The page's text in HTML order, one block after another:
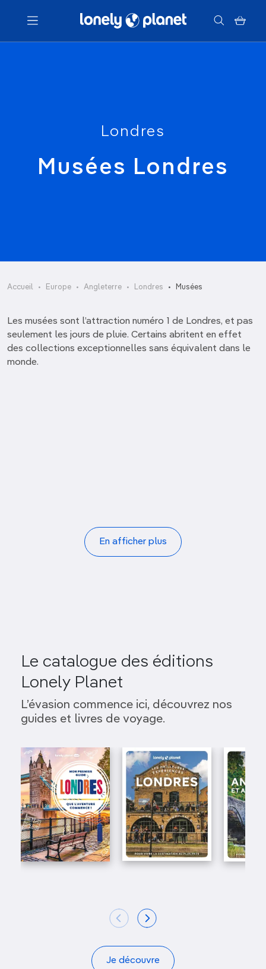
Menu
Londres
Musées Londres
Accueil Europe Angleterre Londres Musées
Les musées sont l’attraction numéro 1 de Londres, et pas
seulement les jours de pluie. Certains abritent en effet
des collections exceptionnelles sans équivalent dans le
monde.
En afficher plus
Le catalogue des éditions
Lonely Planet
L’évasion commence ici, découvrez nos
guides et livres de voyage.
Je découvre